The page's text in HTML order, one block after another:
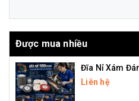
Được mua nhiều
Đĩa Nỉ Xám
Liên hệ